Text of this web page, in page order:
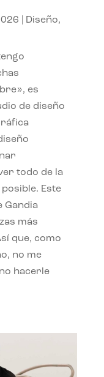
Diseño,
es
de diseño
todo de la
Este
Gandia
más
que, como
no me
hacerle